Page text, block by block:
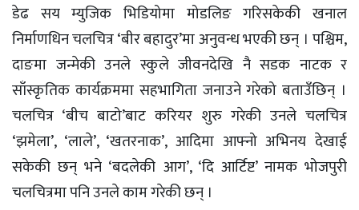
डेढ सय म्युजिक भिडियोमा मोडलिङ गरिसकेकी खनाल
निर्माणधिन चलचित्र ‘बीर बहादुर’मा अनुवन्ध भएकी छन् । पश्चिम,
दाङमा जन्मेकी उनले स्कुले जीवनदेखि नै सडक नाटक र
साँस्कृतिक कार्यक्रममा सहभागिता जनाउने गरेको बताउँछिन् ।
चलचित्र ‘बीच बाटो’बाट करियर शुरु गरेकी उनले चलचित्र
‘झमेला’, ‘लाले’, ‘खतरनाक’, आदिमा आफ्नो अभिनय देखाई
सकेकी छन् भने ‘बदलेकी आग’, ‘दि आर्टिष्ट’ नामक भोजपुरी
चलचित्रमा पनि उनले काम गरेकी छन् ।